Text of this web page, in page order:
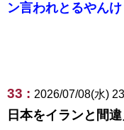
ン言われとるやん
33 : 2026/07/08(水)
日本をイランと間